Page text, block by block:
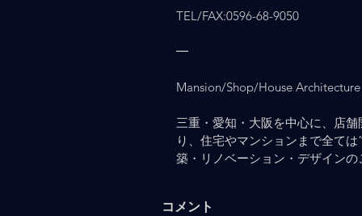
TEL/FAX:0596-68-9050
━
Mansion/Shop/House
三重・愛知・大阪を中心に、店
り、住宅やマンションまで全て
築・リノベーション・デザイン
コメント